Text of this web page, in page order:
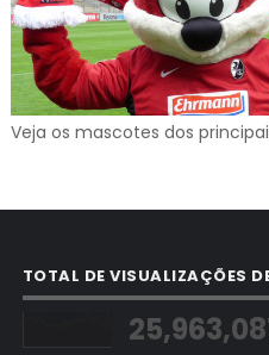
Veja os mascotes dos
TOTAL DE VISUALIZAÇÕES